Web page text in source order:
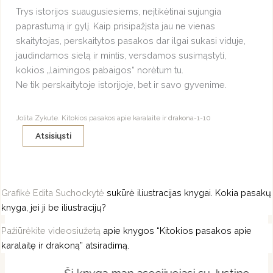
Trys istorijos suaugusiesiems, neįtikėtinai sujungia
paprastumą ir gylį. Kaip prisipažįsta jau ne vienas
skaitytojas, perskaitytos pasakos dar ilgai sukasi viduje,
jaudindamos sielą ir mintis, versdamos susimąstyti,
kokios „laimingos pabaigos“ norėtum tu.
Ne tik perskaitytoje istorijoje, bet ir savo gyvenime.
Jolita Zykute. Kitokios pasakos apie karalaite ir drakona-1-10
Atsisiųsti
Grafikė Edita Suchockytė sukūrė iliustracijas knygai. Kokia pasakų
knyga, jei ji be iliustracijų?
Pažiūrėkite videosiužetą apie knygos “Kitokios pasakos apie
karalaitę ir drakoną” atsiradimą.